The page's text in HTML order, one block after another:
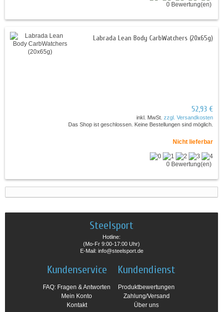
0 Bewertung(en)
Labrada Lean Body CarbWatchers (20x65g)
52,93 €
inkl. MwSt. zzgl. Versandkosten
Das Shop ist geschlossen. Keine Bestellungen sind möglich.
Nicht lieferbar
0 Bewertung(en)
Steelsport
Hotline:
(Mo-Fr 9:00-17:00 Uhr)
E-Mail: info@steelsport.de
Kundenservice
FAQ: Fragen & Antworten
Mein Konto
Kontakt
Kundendienst
Produktbewertungen
Zahlung/Versand
Über uns